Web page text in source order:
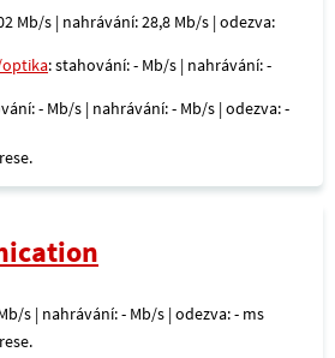
Mb/s | nahrávání: 28,8 Mb/s | odezva:
optika: stahování: - Mb/s | nahrávání: -
- Mb/s | nahrávání: - Mb/s | odezva: -
s | nahrávání: - Mb/s | odezva: - ms